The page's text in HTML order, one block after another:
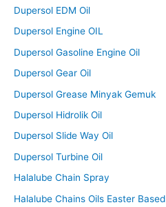
Dupersol EDM Oil
Dupersol Engine OIL
Dupersol Gasoline Engine Oil
Dupersol Gear Oil
Dupersol Grease Minyak Gemuk
Dupersol Hidrolik Oil
Dupersol Slide Way Oil
Dupersol Turbine Oil
Halalube Chain Spray
Halalube Chains Oils Easter Based